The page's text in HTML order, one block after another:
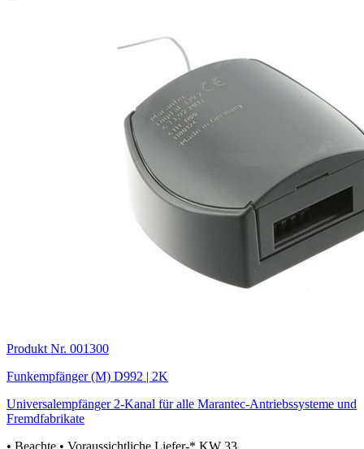
Produkt Nr. 001300
Funkempfänger (M) D992 | 2K
Universalempfänger 2-Kanal für alle Marantec-Antriebssysteme und
Fremdfabrikate